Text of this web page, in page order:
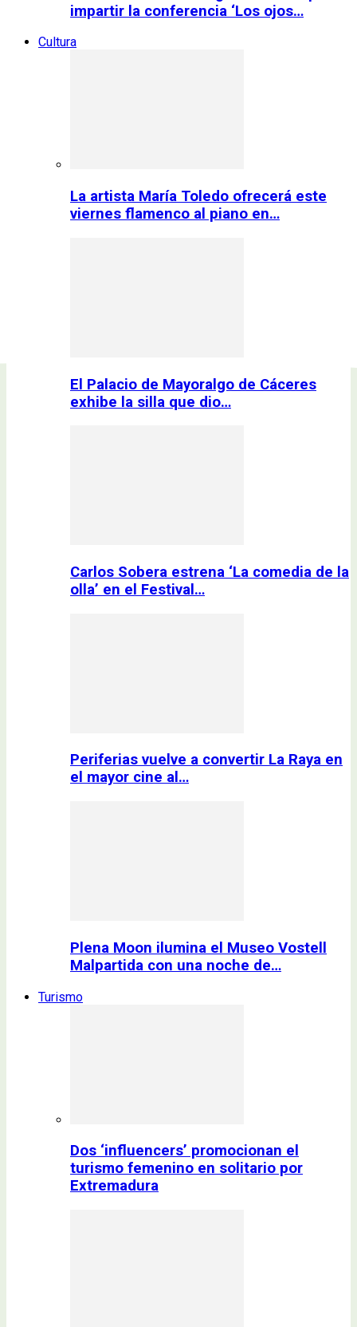
impartir la conferencia ‘Los ojos…
Cultura
La artista María Toledo ofrecerá este
viernes flamenco al piano en…
El Palacio de Mayoralgo de Cáceres
exhibe la silla que dio…
Carlos Sobera estrena ‘La comedia de la
olla’ en el Festival…
Periferias vuelve a convertir La Raya en
el mayor cine al…
Plena Moon ilumina el Museo Vostell
Malpartida con una noche de…
Turismo
Dos ‘influencers’ promocionan el
turismo femenino en solitario por
Extremadura